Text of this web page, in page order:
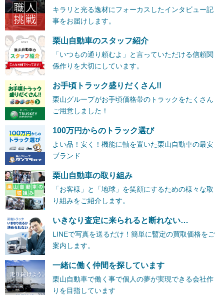
キラリと光る逸材にフォーカスしたインタビュー記
事をお届けします。
栗山自動車のスタッフ紹介
「いつもの通り頼むよ」と言っていただける信頼関
係作りを大切にしています。
お手頃トラック盛りだくさん!!
栗山グループがお手頃価格帯のトラックをたくさん
ご用意しました！
100万円からのトラック選び
よい品！安く！機能に軸を置いた栗山自動車の最安
ブランド
栗山自動車の取り組み
「お客様」と「地球」を笑顔にするための様々な取
り組みをご紹介します。
いきなり査定に来られると断れない…
LINEで写真を送るだけ！簡単に暫定の買取価格をご
案内します。
一緒に働く仲間を探しています
栗山自動車で働く事で個人の夢が実現できる会社作
りを目指しています